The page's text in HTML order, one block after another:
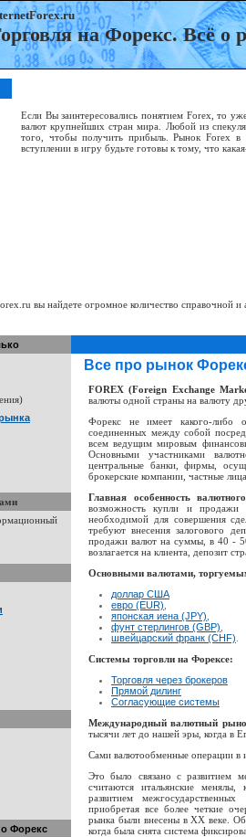
на Форекс. Всё о
Если Вы заинтересовались понятием Forex, то
валют крупнейших стран мира. Любой из
того, чтобы получить прибыль. Рынок Forex в
вступлении в игру будьте готовы к тому, что
вы найдете огромное количество справочной
Форекс
Все про рынок
FOREX (Foreign Exchange
валюты одной страны на валюту
Форекс не имеет какого-либо
соединенных между собой
всем ведущим мировым
Основными участниками
центральные банки, фирмы,
брокерские компании, частные
Главная особенность
возможность купли и продажи
необходимой для совершения
требуют внесения залогового
продажи валют на суммы, в 40 -
возлагается на клиента, депозит
Основными валютами,
доллар США
евро (EUR)
японская иена (JPY)
фунт стерлингов (GBP)
швейцарский франк (CHF)
Системы торговли на Форексе:
Торговля через брокеров
Прямой дилинг
Согласующие системы
Международный валютный
тысячи лет до нашей эры, когда в
Сами валютообменные операции в
Это было связано с развитием
считаются итальянские
развитием
приобретая все более четкие
рынка были внесены в ХХ веке.
когда была снята система